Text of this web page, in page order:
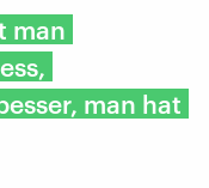
man
man hat